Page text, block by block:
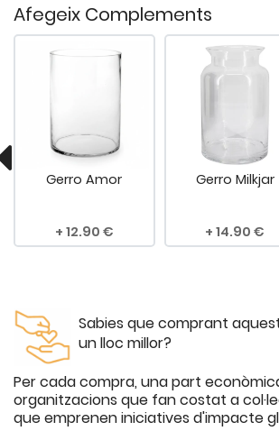
Afegeix Complements
Gerro Amor
12.90
Gerro Milkjar
14.90
Sabies que comprant
un lloc millor?
Per cada compra, una part
organitzacions que fan costat a
que emprenen iniciatives d'impacte